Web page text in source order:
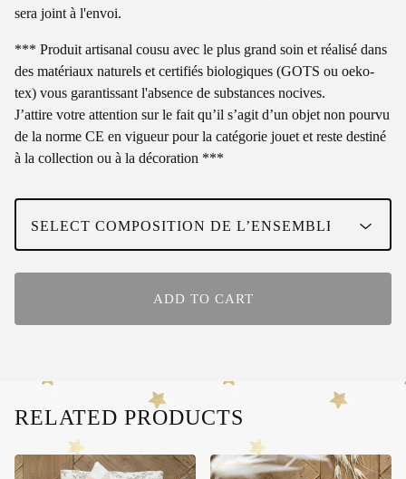
sera joint à l'envoi.
*** Produit artisanal cousu avec le plus grand soin et réalisé dans
des matériaux naturels et certifiés biologiques (GOTS ou oeko-
tex) vous garantissant l'absence de substances nocives.
J’attire votre attention sur le fait qu’il s’agit d’un objet non pourvu
de la norme CE en vigueur pour la catégorie jouet et reste destiné
à la collection ou à la décoration ***
ADD TO CART
RELATED PRODUCTS